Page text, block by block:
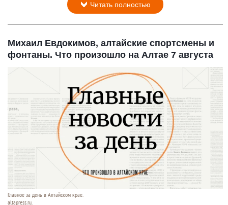
Читать полностью
Михаил Евдокимов, алтайские спортсмены и
фонтаны. Что произошло на Алтае 7 августа
Главное за день в Алтайском крае.
altapress.ru.